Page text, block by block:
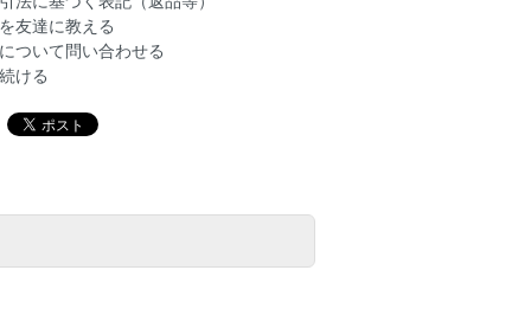
友達に教える
ついて問い合わせる
ける